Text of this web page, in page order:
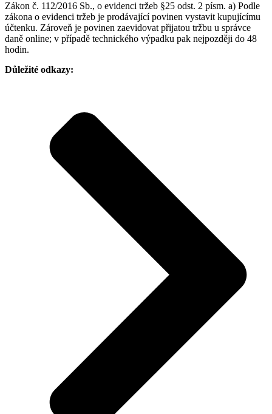
Zákon č. 112/2016 Sb., o evidenci tržeb §25 odst. 2 písm. a) Podle
zákona o evidenci tržeb je prodávající povinen vystavit kupujícímu
účtenku. Zároveň je povinen zaevidovat přijatou tržbu u správce
daně online; v případě technického výpadku pak nejpozději do 48
hodin.
Důležité odkazy: